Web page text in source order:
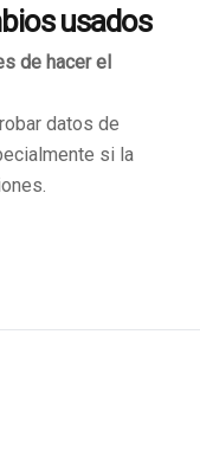
usados
de hacer el
datos de
si la